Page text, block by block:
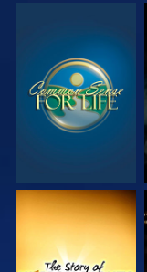
СМОТРЕТЬ
СМОТРЕТЬ